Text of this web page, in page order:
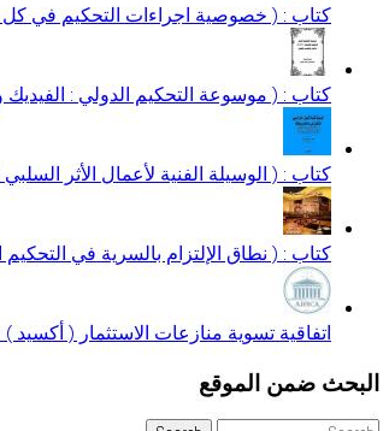
كتاب : ( خصوصية اجراءات التحكيم في
كتاب : ( موسوعة التحكيم الدولي :
كتاب : ( الوسيلة الفنية لأعمال الأثر
كتاب : ( نطاق الإلتزام بالسرية في التحكيم
اتفاقية تسوية منازعات الاستثمار ( أكسيد ) –
البحث ضمن الموقع